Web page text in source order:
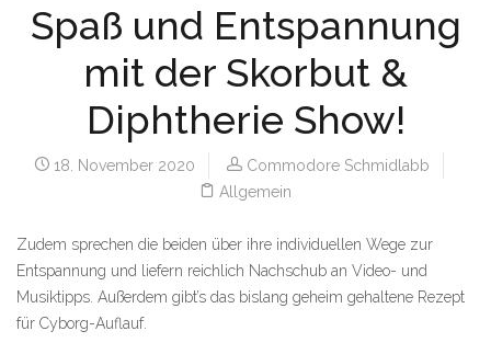
Spaß und Entspannung
mit der Skorbut &
Diphtherie Show!
18. November 2020
Commodore Schmidlabb
Allgemein
Zudem sprechen die beiden über ihre individuellen Wege zur
Entspannung und liefern reichlich Nachschub an Video- und
Musiktipps. Außerdem gibt’s das bislang geheim gehaltene Rezept
für Cyborg-Auflauf.